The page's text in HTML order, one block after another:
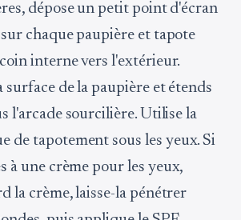
dépose un petit point d'écran
chaque paupière et tapote
interne vers l'extérieur.
de la paupière et étends
l'arcade sourcilière. Utilise la
de tapotement sous les yeux. Si
à une crème pour les yeux,
la crème, laisse-la pénétrer